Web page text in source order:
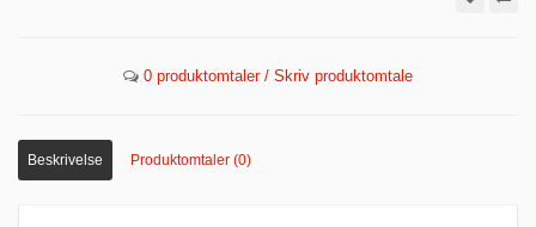
0 produktomtaler / Skriv produktomtale
Beskrivelse Produktomtaler (0)